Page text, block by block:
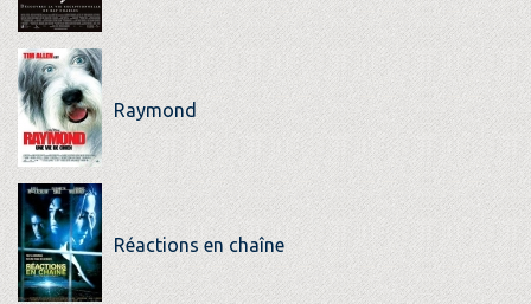
Raymond
Réactions en chaîne